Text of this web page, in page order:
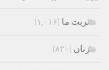
تربت ما (۱,۰۱۶)
زنان (۸۲۰)